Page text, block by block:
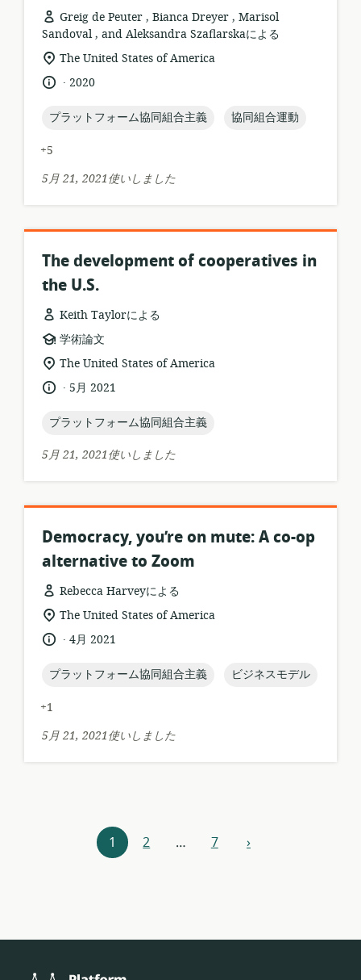
Greig de Peuter , Bianca Dreyer , Marisol
Sandoval , and Aleksandra Szaflarskaによる
ソ
ー
フ
ォ
ー
マ
ト:
関
す
る
ロ
シ
ン:
The United States of America
言
.
公
日:
2020
topic:
プラットフォーム協同組合主義 topic:
協同組合運動
+5
5月 21, 2021使いしました
The development of cooperatives in
the U.S.
Keith Taylorによる
リ
ソ
ー
ス
ォ
マ
学術論文
関
る
ロ
ケ
シ
The United States of America
言
.
公
日:
5月 2021
topic:
プラットフォーム協同組合主義
5月 21, 2021使いしました
Democracy, you’re on mute: A co-op
alternative to Zoom
Rebecca Harveyによる
ソ
ー
フ
ォ
ー
マ
ト:
関
る
ロ
シ
ン:
The United States of America
言
.
公
日:
4月 2021
topic:
プラットフォーム協同組合主義 topic:
ビジネスモデル
+1
5月 21, 2021使いしました
ナ
ビ
1 2 … 7 次
›